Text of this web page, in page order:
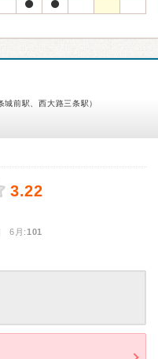
前駅、西大路三条駅）
3.22
6月:101